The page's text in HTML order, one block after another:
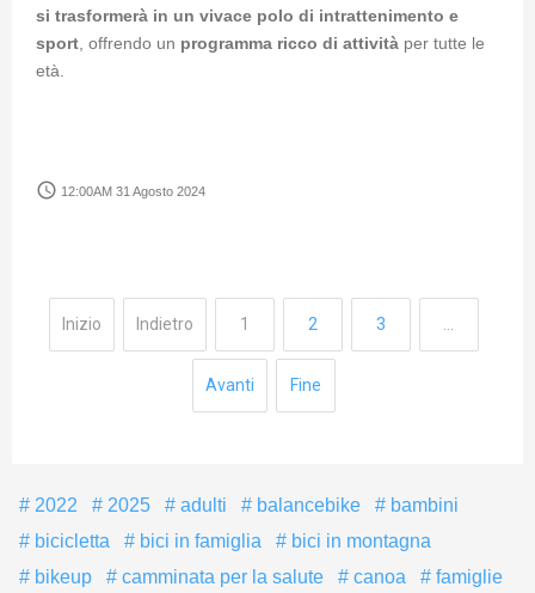
si trasformerà in un vivace polo di intrattenimento e
sport , offrendo un programma ricco di attività per tutte le
età.
access_time 12:00AM 31 Agosto 2024
Inizio Indietro 1 2 3
Avanti Fine
2022 2025 adulti balancebike
bambini
bicicletta
bici in famiglia
bici in montagna
bikeup
camminata per la salute canoa
famiglie